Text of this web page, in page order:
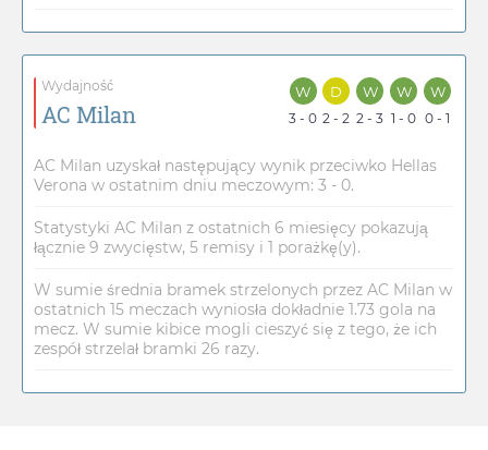
Wydajność
AC Milan
W
3 - 0
D
2 - 2
W
2 - 3
W
1 - 0
W
0 - 1
AC Milan uzyskał następujący wynik przeciwko Hellas
Verona w ostatnim dniu meczowym: 3 - 0.
Statystyki AC Milan z ostatnich 6 miesięcy pokazują
łącznie 9 zwycięstw, 5 remisy i 1 porażkę(y).
W sumie średnia bramek strzelonych przez AC Milan w
ostatnich 15 meczach wyniosła dokładnie 1.73 gola na
mecz. W sumie kibice mogli cieszyć się z tego, że ich
zespół strzelał bramki 26 razy.